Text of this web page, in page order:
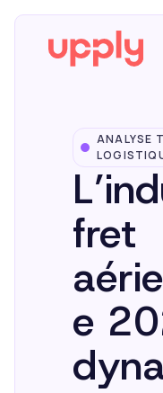
Plateforme
Solutions
Market Insights
Ressources
ANALYSE
fret
e